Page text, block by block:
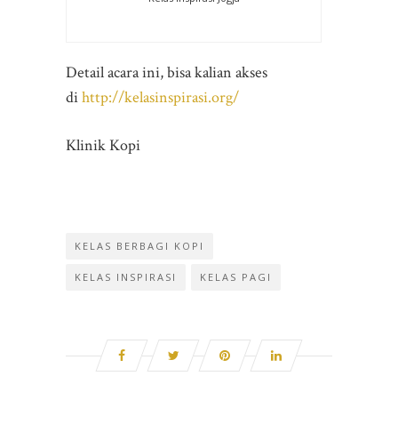
Detail acara ini, bisa kalian akses
dihttp://kelasinspirasi.org/
Klinik Kopi
KELAS BERBAGI KOPI
KELAS INSPIRASI KELAS PAGI